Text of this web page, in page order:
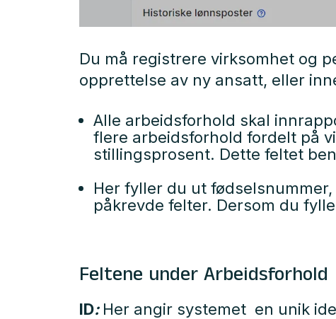
Du må registrere virksomhet og
opprettelse av ny ansatt, eller
Alle arbeidsforhold skal
flere arbeidsforhold fordelt på
stillingsprosent. Dette feltet
Her fyller du ut
påkrevde felter. Dersom du
Feltene under Arbeidsforhold
ID: Her angir systemet en unik